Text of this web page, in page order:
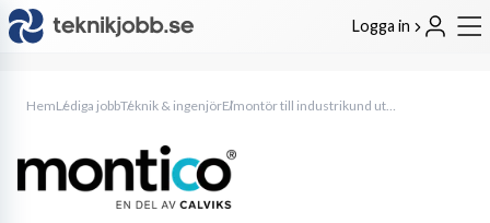
Logga in
HemLediga jobbTeknik & ingenjör Elmontör till industrikund utanför Värnamo